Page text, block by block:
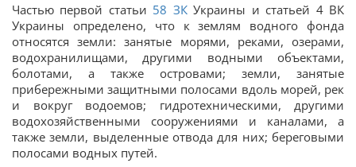
Частью первой статьи 58 ЗКУкраины и статьей 4 ВК
Украины определено, что к землям водного фонда
относятся земли: занятые морями, реками, озерами,
водохранилищами, другими водными объектами,
болотами, а также островами; земли, занятые
прибережными защитными полосами вдоль морей, рек
и вокруг водоемов; гидротехническими, другими
водохозяйственными сооружениями и каналами, а
также земли, выделенные отвода для них; береговыми
полосами водных путей.